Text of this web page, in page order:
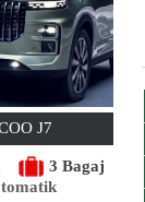
J7
3 Bagaj